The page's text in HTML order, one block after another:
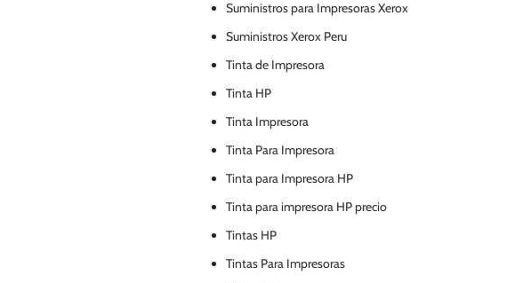
Suministros para Impresoras Xerox
Suministros Xerox Peru
Tinta de Impresora
Tinta HP
Tinta Impresora
Tinta Para Impresora
Tinta para Impresora HP
Tinta para impresora HP precio
Tintas HP
Tintas Para Impresoras